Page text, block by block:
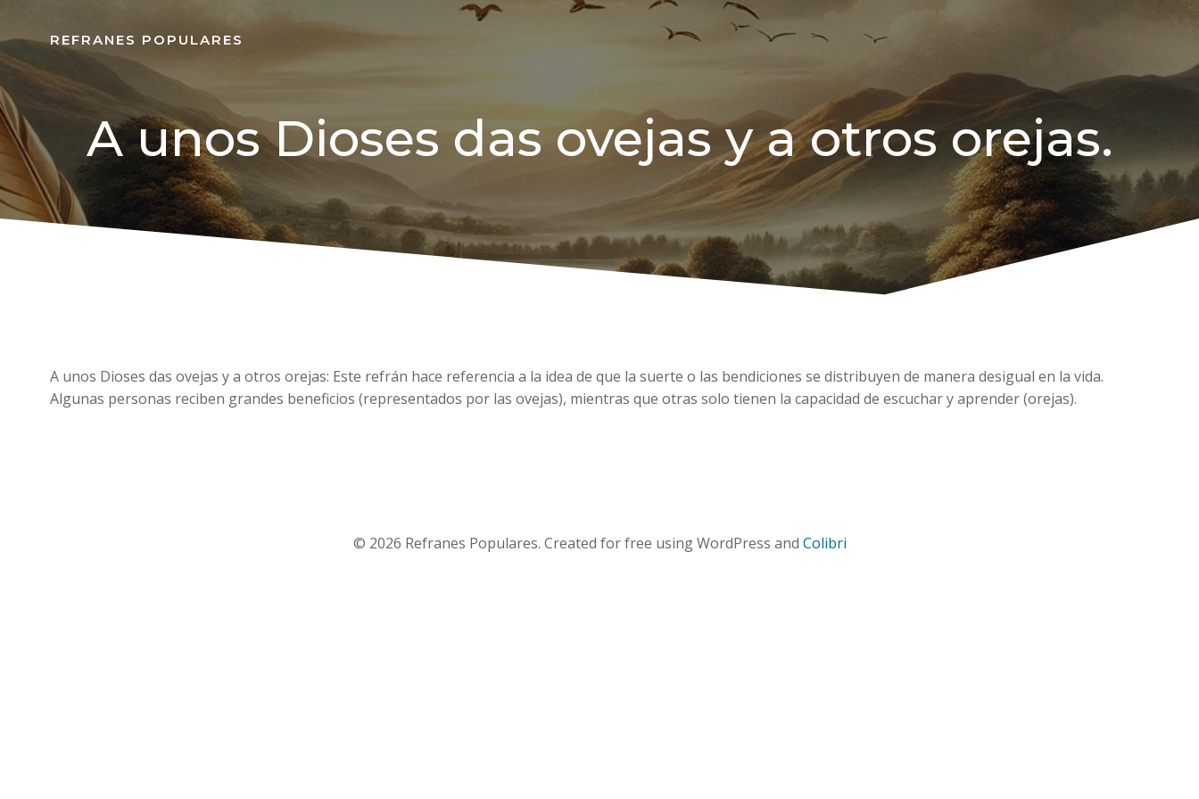
REFRANES POPULARES
A unos Dioses das ovejas y a otros orejas.
A unos Dioses das ovejas y a otros orejas: Este refrán hace referencia a la idea de que la suerte o las bendiciones se distribuyen de manera desigual en la vida.
Algunas personas reciben grandes beneficios (representados por las ovejas), mientras que otras solo tienen la capacidad de escuchar y aprender (orejas).
© 2026 Refranes Populares. Created for free using WordPress and Colibri